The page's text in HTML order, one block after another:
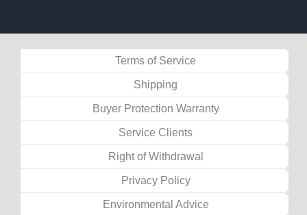
Terms of Service
Shipping
Buyer Protection Warranty
Service Clients
Right of Withdrawal
Privacy Policy
Environmental Advice